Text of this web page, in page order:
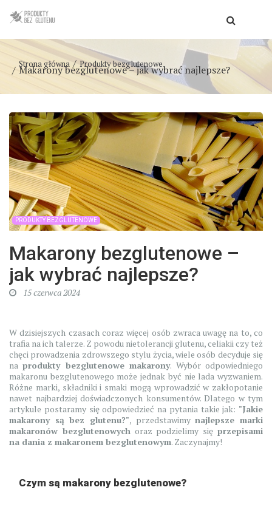
Strona główna Produkty bezglutenowe
Makarony bezglutenowe – jak wybrać najlepsze?
PRODUKTY BEZGLUTENOWE
Makarony bezglutenowe –
jak wybrać najlepsze?
15 czerwca 2024
W dzisiejszych czasach coraz więcej osób zwraca uwagę na to, co
trafia na ich talerze. Z powodu nietolerancji glutenu, celiakii czy też
chęci prowadzenia zdrowszego stylu życia, wiele osób decyduje się
naprodukty bezglutenowe makarony. Wybór odpowiedniego
makaronu bezglutenowego może jednak być nie lada wyzwaniem.
Różne marki, składniki i smaki mogą wprowadzić w zakłopotanie
nawet najbardziej doświadczonych konsumentów. Dlatego w tym
artykule postaramy się odpowiedzieć na pytania takie jak: "Jakie
makarony są bez glutenu?", przedstawimynajlepsze marki
makaronów bezglutenowychoraz podzielimy sięprzepisami
na dania z makaronem bezglutenowym. Zaczynajmy!
Czym są makarony bezglutenowe?